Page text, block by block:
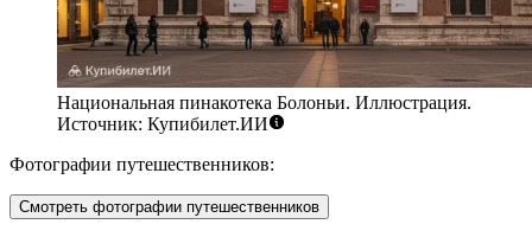
Национальная пинакотека Болоньи. Иллюстрация.
Источник: Купибилет.ИИ
Фотографии путешественников:
Смотреть фотографии путешественников